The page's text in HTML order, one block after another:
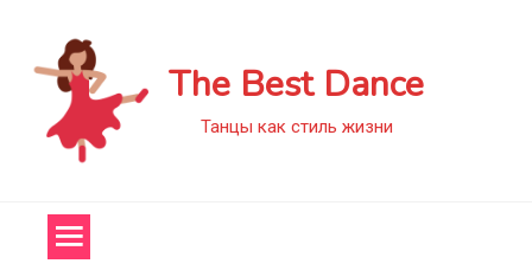
content
The Best Dance
Танцы как стиль жизни